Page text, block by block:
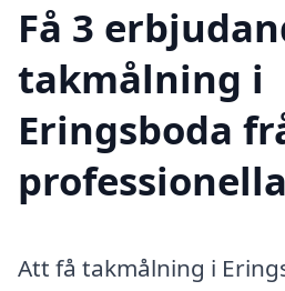
Få 3
takmålning i
Eringsboda
Att få takmålning i